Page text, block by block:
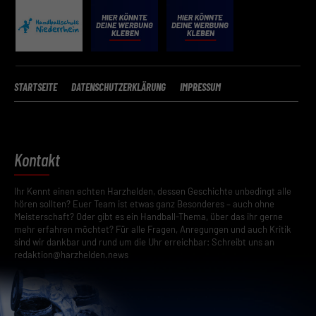
STARTSEITE DATENSCHUTZERKLÄRUNG IMPRESSUM
Kontakt
Ihr Kennt einen echten Harzhelden, dessen Geschichte unbedingt alle
hören sollten? Euer Team ist etwas ganz Besonderes – auch ohne
Meisterschaft? Oder gibt es ein Handball-Thema, über das ihr gerne
mehr erfahren möchtet? Für alle Fragen, Anregungen und auch Kritik
sind wir dankbar und rund um die Uhr erreichbar: Schreibt uns an
redaktion@harzhelden.news
unten unter „Cookie-Details“. Weitere Informationen über die
Verwendung deiner Daten findest du in
der Cookies einverstanden. Wir bitten dich um Verständnis, dass du
ohne Zustimmung zur Cookie-Verwendung unser Angebot nicht
freiwilligen Diensten geben möchtest, musst du deine
Erziehungsberechtigten um Erlaubnis bitten.
können Ihre Einwilligung zu ganzen Kategorien geben oder sich
weitere Informationen anzeigen lassen und so nur bestimmte
Cookies auswählen.
Datenschutzeinstellungen
Essenziell (2)